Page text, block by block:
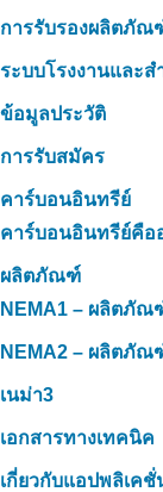
การรับรองผลิตภัณ
ระบบโรงงานและส
ข้อมูลประวัติ
การรับสมัคร
คาร์บอนอินทรีย์
คาร์บอนอินทรีย์คือ
ผลิตภัณฑ์
NEMA1 – ผลิตภั
NEMA2 – ผลิตภัณ
เนม่า3
เอกสารทางเทคนิค
เกี่ยวกับแอปพลิเคชั่